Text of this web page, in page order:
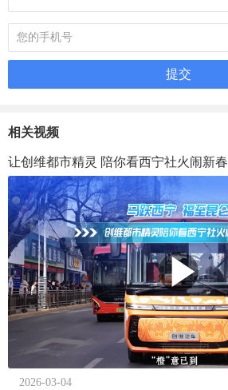
相关视频
让创维都市精灵 陪你看西宁社火闹新春
2026-03-04